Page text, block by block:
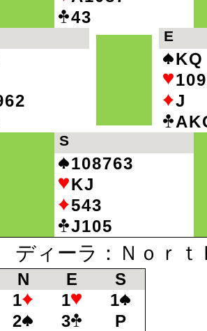
43
E
KQ
J
S
108763
KJ
543
J105
：Ｎｏｒｔｈ
N E
S
1
1
1
2 3
P